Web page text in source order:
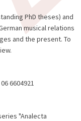
PhD theses) and
musical relations
and the present. To
6604921
"Analecta